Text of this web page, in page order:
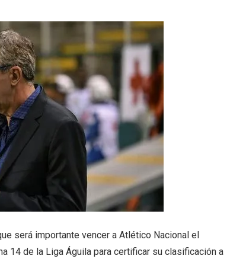
será importante vencer a Atlético Nacional el
14 de la Liga Águila para certificar su clasificación a